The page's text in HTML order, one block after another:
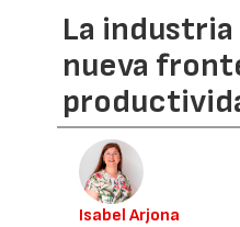
La industria
nueva
Isabel Arjona